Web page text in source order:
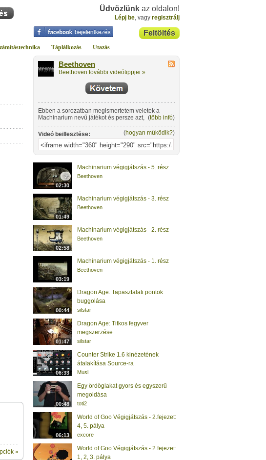
Üdvözlünk az oldalon!
Lépj be, vagy regisztrálj
Feltöltés
Táplálkozás Utazás
»
Beethoven
Beethoven további videótippjei »
Ebben a sorozatban megismertetem veletek a
Machinarium nevű játékot és persze azt, hogy
hogyan kell végigjátszani.
(több infó)
Videó beillesztése: (hogyan működik?)
02:30
Machinarium végigjátszás - 5. rész
Beethoven
01:49
Machinarium végigjátszás - 3. rész
Beethoven
02:58
Machinarium végigjátszás - 2. rész
Beethoven
03:19
Machinarium végigjátszás - 1. rész
Beethoven
00:44
Dragon Age: Tapasztalati pontok
buggolása
silstar
01:47
Dragon Age: Titkos fegyver
megszerzése
silstar
06:33
Counter Strike 1.6 kinézetének
átalakítása Source-ra
Musi
00:48
Egy ördöglakat gyors és egyszerű
megoldása
toti2
06:13
World of Goo Végigjátszás - 2.fejezet:
4, 5. pálya
excore
World of Goo Végigjátszás - 2.fejezet:
1, 2, 3. pálya